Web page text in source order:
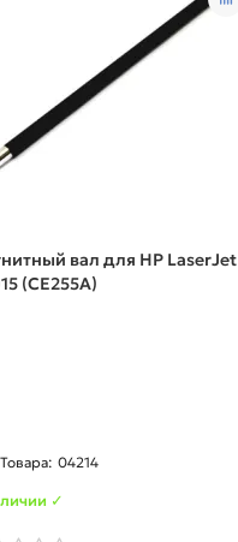
вал для HP LaserJet
(CE255A)
04214
✓